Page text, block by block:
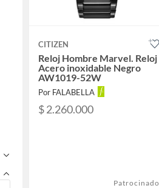
CITIZEN
Reloj Hombre Marvel. Reloj
Acero inoxidable Negro
AW1019-52W
Por FALABELLA
$ 2.260.000
Patrocinado